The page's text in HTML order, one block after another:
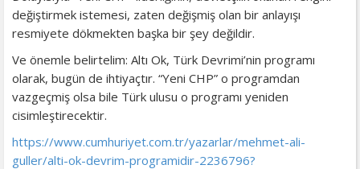
değiştirmek istemesi, zaten değişmiş olan bir anlayışı
resmiyete dökmekten başka bir şey değildir.
Ve önemle belirtelim: Altı Ok, Türk Devrimi’nin programı
olarak, bugün de ihtiyaçtır. “Yeni CHP” o programdan
vazgeçmiş olsa bile Türk ulusu o programı yeniden
cisimleştirecektir.
https://www.cumhuriyet.com.tr/yazarlar/mehmet-ali-
guller/alti-ok-devrim-programidir-2236796?